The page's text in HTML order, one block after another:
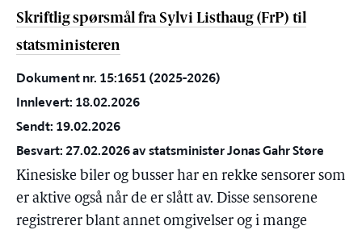
Skriftlig spørsmål fra Sylvi Listhaug (FrP) til
statsministeren
Dokument nr. 15:1651 (2025-2026)
Innlevert: 18.02.2026
Sendt: 19.02.2026
Besvart: 27.02.2026 av statsminister Jonas Gahr Støre
Kinesiske biler og busser har en rekke sensorer som
er aktive også når de er slått av. Disse sensorene
registrerer blant annet omgivelser og i mange